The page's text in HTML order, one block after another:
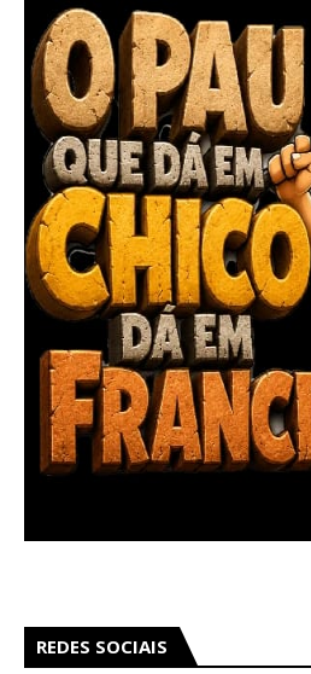
REDES SOCIAIS